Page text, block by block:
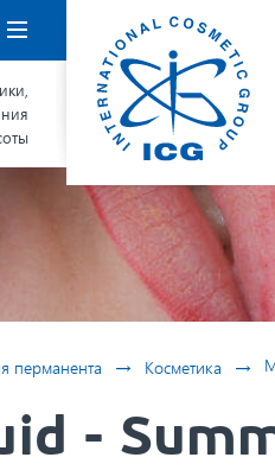
Навигация
перманента → Косметика →
-